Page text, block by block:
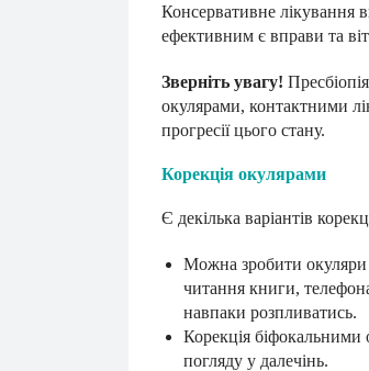
Консервативне лікування
ефективним є вправи та
Зверніть увагу!
окулярами, контактними
прогресії цього стану.
Корекція окулярами
Є декілька варіантів
Можна зробити окуляри
читання книги,
навпаки розпливатись.
Корекція біфокальними
погляду у далечінь.